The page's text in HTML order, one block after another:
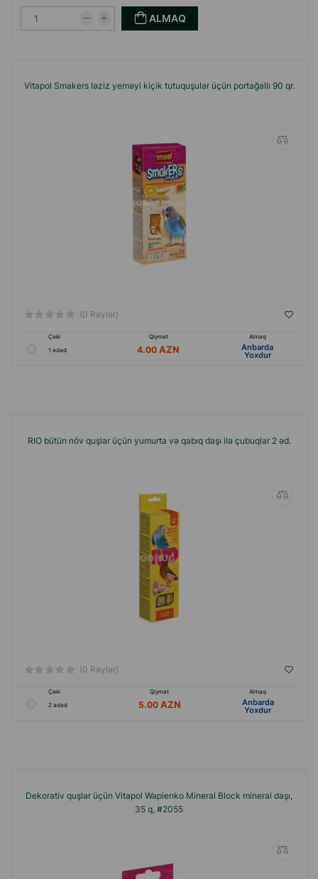
ALMAQ
Vitapol Smakers ləziz yeməyi kiçik tutuquşular üçün portağallı 90 qr.
(0 Rəylər)
Çəki Qiymət
Almaq
1 ədəd
4.00 Anbarda
Yoxdur
RIO bütün növ quşlar üçün yumurta və qabıq daşı ilə çubuqlar 2 əd.
(0 Rəylər)
Çəki Qiymət
Almaq
2 ədəd
5.00 Anbarda
Yoxdur
Dekorativ quşlar üçün Vitapol Wapienko Mineral Block mineral daşı,
35 q, #2055